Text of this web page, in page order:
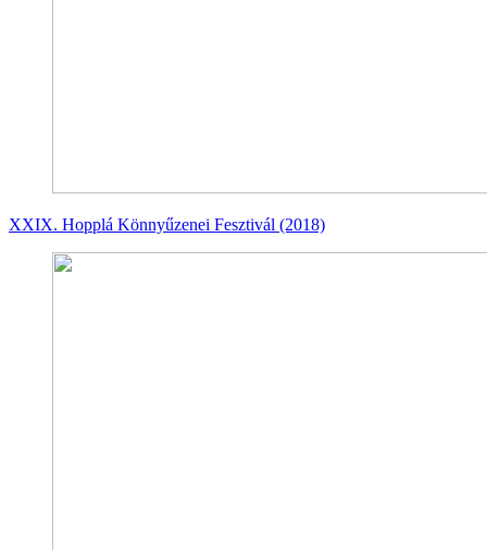
XXIX. Hopplá Könnyűzenei Fesztivál (2018)